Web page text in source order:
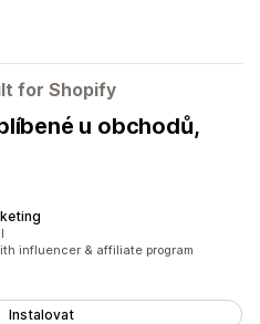
for Shopify
u obchodů,
influencer & affiliate program
Instalovat